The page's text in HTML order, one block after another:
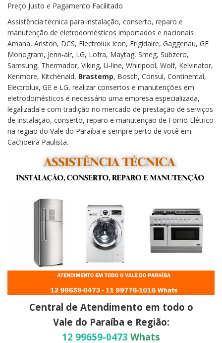
Preço Justo e Pagamento Facilitado
Assistência técnica para instalação, conserto, reparo e
manutenção de eletrodomésticos importados e nacionais
Amana, Ariston, DCS, Electrolux Icon, Frigidaire, Gaggenau, GE
Monogram, Jenn-air, LG, Lofra, Maytag, Smeg, Subzero,
Samsung, Thermador, Viking, U-line, Whirlpool, Wolf, Kelvinator,
Kenmore, Kitchenaid, Brastemp, Bosch, Consul, Continental,
Electrolux, GE e LG, realizar consertos e manutenções em
eletrodomésticos é necessário uma empresa especializada,
legalizada e com tradição no mercado de prestação de serviços
de instalação, conserto, reparo e manutenção de Forno Elétrico
na região do Vale do Paraíba e sempre perto de você em
Cachoeira Paulista.
Central de Atendimento em todo o
Vale do Paraíba e Região:
12 99659-0473 Whats